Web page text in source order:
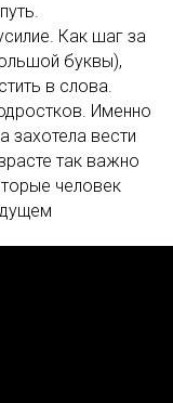
Как шаг за
буквы),
в слова.
Именно
вести
так важно
человек